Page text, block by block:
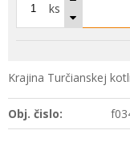
ks
Krajina Turčianskej
Obj. čislo: